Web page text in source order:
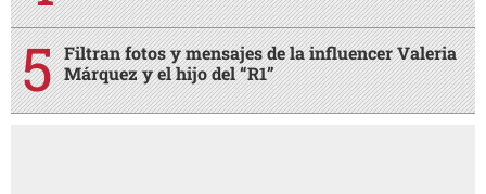
Filtran fotos y mensajes de la influencer Valeria
Márquez y el hijo del “R1”